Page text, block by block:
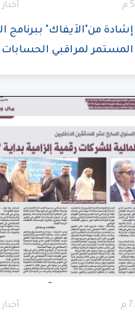
من"الاَيفاك" ببرنامج
لمراقبي الحسابات